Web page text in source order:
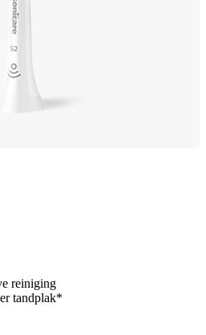
reiniging
tandplak*